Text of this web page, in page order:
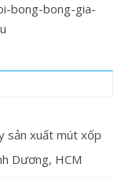
sản xuất mút xốp
Dương, HCM